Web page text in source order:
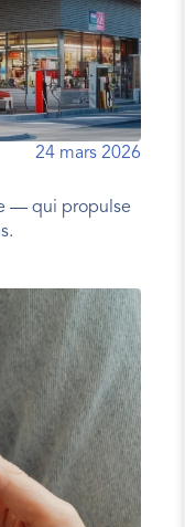
24 mars 2026
— qui propulse